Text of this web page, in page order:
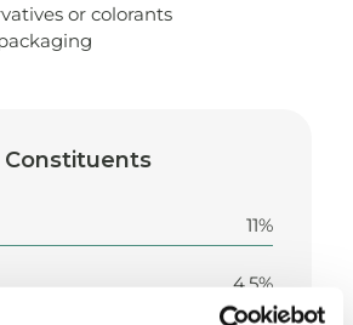
or colorants
Constituents
11%
4.5%